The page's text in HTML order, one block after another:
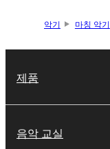
악기 마칭 악기
제품
음악 교실